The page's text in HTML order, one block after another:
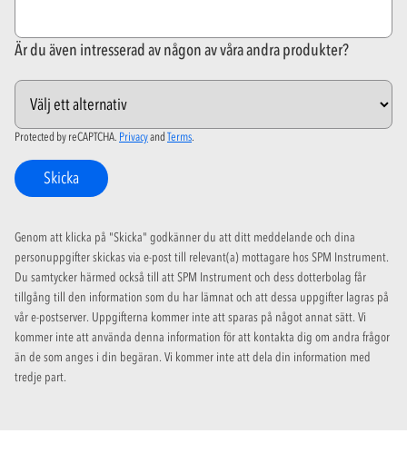
Är du även intresserad av någon av våra andra produkter?
Protected by reCAPTCHA. Privacyand Terms.
Skicka
Genom att klicka på "Skicka" godkänner du att ditt meddelande och dina
personuppgifter skickas via e-post till relevant(a) mottagare hos SPM Instrument.
Du samtycker härmed också till att SPM Instrument och dess dotterbolag får
tillgång till den information som du har lämnat och att dessa uppgifter lagras på
vår e-postserver. Uppgifterna kommer inte att sparas på något annat sätt. Vi
kommer inte att använda denna information för att kontakta dig om andra frågor
än de som anges i din begäran. Vi kommer inte att dela din information med
tredje part.